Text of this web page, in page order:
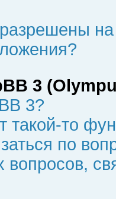
3
3?
такой-то
по
вопросов,